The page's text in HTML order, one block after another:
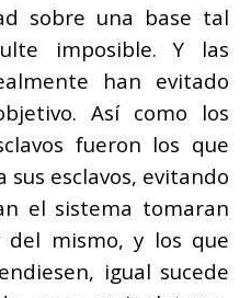
sobre una base tal
imposible. Y las
han evitado
Así como los
fueron los que
esclavos, evitando
el sistema tomaran
del mismo, y los que
igual sucede